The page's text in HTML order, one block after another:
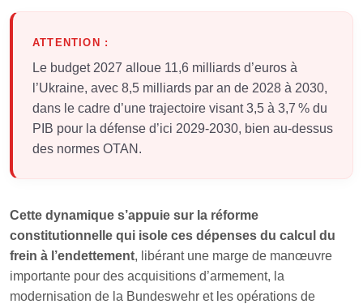
ATTENTION :
Le budget 2027 alloue 11,6 milliards d’euros à
l’Ukraine, avec 8,5 milliards par an de 2028 à 2030,
dans le cadre d’une trajectoire visant 3,5 à 3,7 % du
PIB pour la défense d’ici 2029-2030, bien au-dessus
des normes OTAN.
Cette dynamique s’appuie sur la réforme
constitutionnelle qui isole ces dépenses du calcul du
frein à l’endettement, libérant une marge de manœuvre
importante pour des acquisitions d’armement, la
modernisation de la Bundeswehr et les opérations de